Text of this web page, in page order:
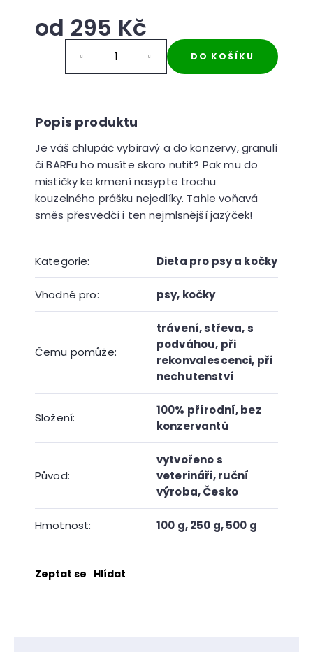
Je váš chlupáč vybíravý a do konzervy, granulí
či BARFu ho musíte skoro nutit? Pak mu do
mističky ke krmení nasypte trochu
kouzelného prášku nejedlíky. Tahle voňavá
směs přesvědčí i ten nejmlsnější jazýček!
od 295 Kč
DO KOŠÍKU
Kategorie: Dieta pro psy a kočky
Vhodné pro: psy, kočky
Čemu pomůže:
trávení,střeva,s
podváhou, při
rekonvalescenci, při
nechutenství
Složení:
100% přírodní,bez
konzervantů
Původ:
vytvořeno s
veterináři,ruční
výroba,Česko
Hmotnost: 100 g, 250 g, 500 g
Zeptat se Hlídat